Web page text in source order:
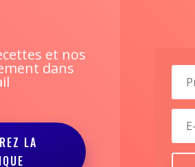
et nos
dans
LA